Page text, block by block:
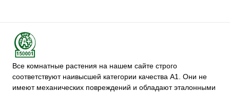
Все комнатные растения на нашем сайте строго
соответствуют наивысшей категории качества А1. Они не
имеют механических повреждений и обладают эталонными